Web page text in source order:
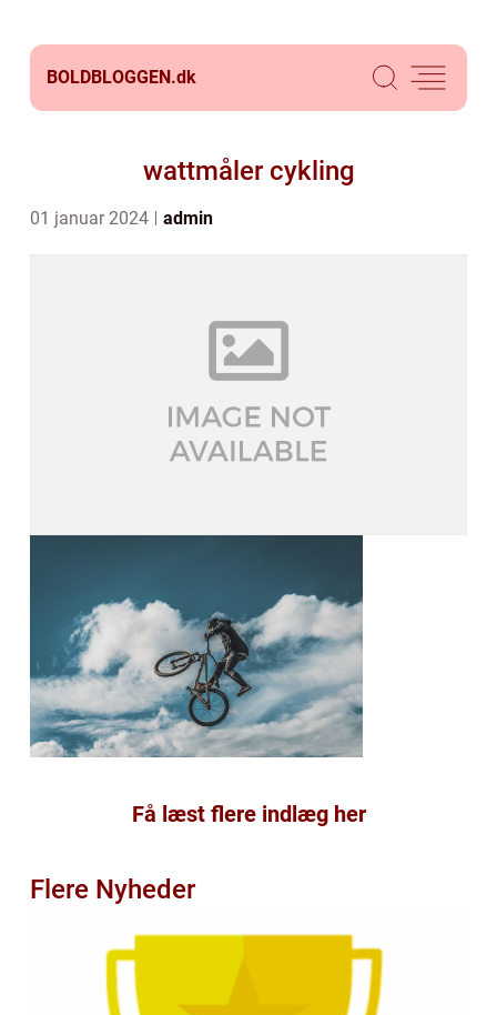
BOLDBLOGGEN.dk
wattmåler cykling
01 januar 2024 admin
Få læst flere indlæg her
Flere Nyheder